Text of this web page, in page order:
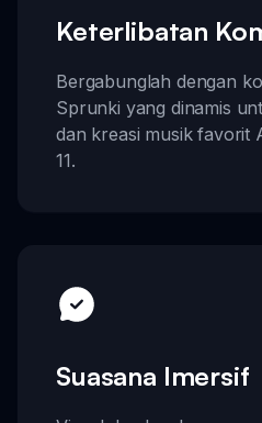
Keterlibatan
Bergabunglah dengan
Sprunki yang dinamis
dan kreasi musik favorit
11.
Suasana Imersif